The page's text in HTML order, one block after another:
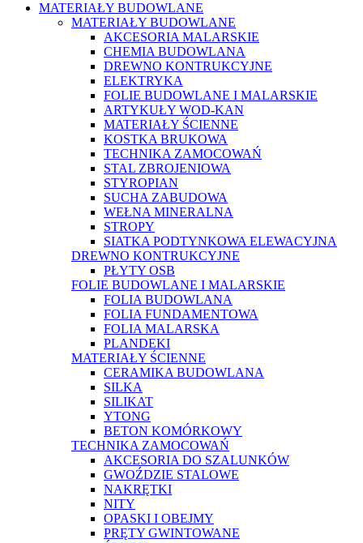
MATERIAŁY BUDOWLANE
MATERIAŁY BUDOWLANE
AKCESORIA MALARSKIE
CHEMIA BUDOWLANA
DREWNO KONTRUKCYJNE
ELEKTRYKA
FOLIE BUDOWLANE I MALARSKIE
ARTYKUŁY WOD-KAN
MATERIAŁY ŚCIENNE
KOSTKA BRUKOWA
TECHNIKA ZAMOCOWAŃ
STAL ZBROJENIOWA
STYROPIAN
SUCHA ZABUDOWA
WEŁNA MINERALNA
STROPY
SIATKA PODTYNKOWA ELEWACYJNA
DREWNO KONTRUKCYJNE
PŁYTY OSB
FOLIE BUDOWLANE I MALARSKIE
FOLIA BUDOWLANA
FOLIA FUNDAMENTOWA
FOLIA MALARSKA
PLANDEKI
MATERIAŁY ŚCIENNE
CERAMIKA BUDOWLANA
SILKA
SILIKAT
YTONG
BETON KOMÓRKOWY
TECHNIKA ZAMOCOWAŃ
AKCESORIA DO SZALUNKÓW
GWOŹDZIE STALOWE
NAKRĘTKI
NITY
OPASKI I OBEJMY
PRĘTY GWINTOWANE